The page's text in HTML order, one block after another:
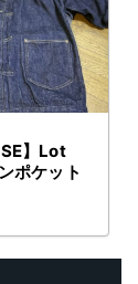
】Lot
ポケット